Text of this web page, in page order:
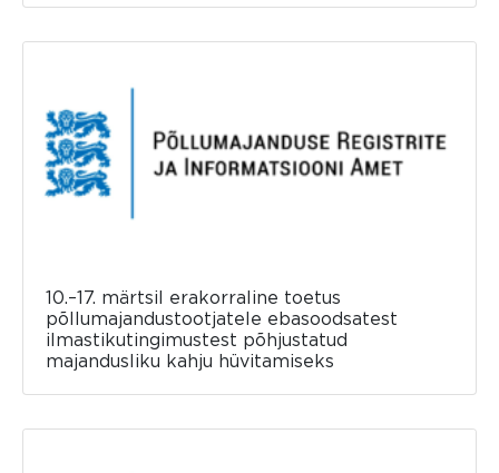
10.–17. märtsil erakorraline toetus
põllumajandustootjatele ebasoodsatest
ilmastikutingimustest põhjustatud
majandusliku kahju hüvitamiseks